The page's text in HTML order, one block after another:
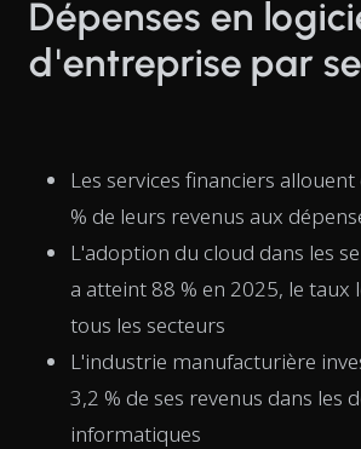
Dépenses en
d'entreprise par
Les services financiers allouent
% de leurs revenus aux
L'adoption du cloud dans les
a atteint 88 % en 2025, le taux
tous les secteurs
L'industrie manufacturière
3,2 % de ses revenus dans les
informatiques